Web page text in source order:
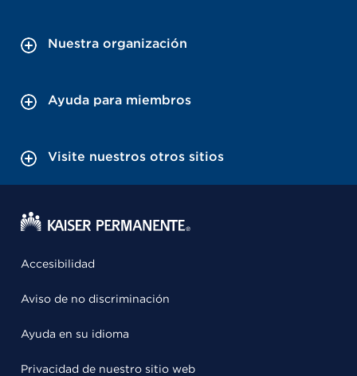
Nuestra organización
Ayuda para miembros
Visite nuestros otros sitios
Accesibilidad
Aviso de no discriminación
Ayuda en su idioma
Privacidad de nuestro sitio web